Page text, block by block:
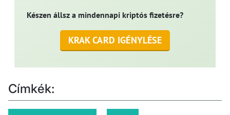
Készen állsz a mindennapi kriptós fizetésre?
KRAK CARD IGÉNYLÉSE
Címkék: